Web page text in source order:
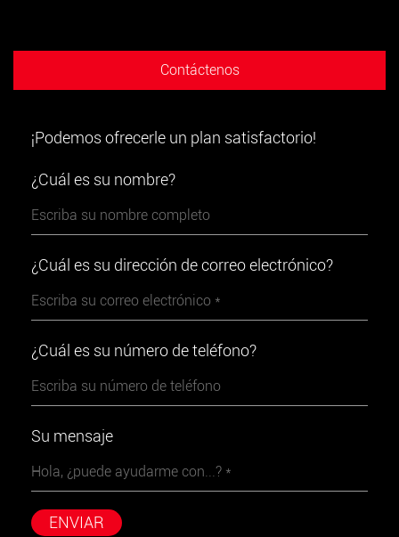
Contáctenos
¡Podemos ofrecerle un plan satisfactorio!
¿Cuál es su nombre?
¿Cuál es su dirección de correo electrónico?
¿Cuál es su número de teléfono?
Su mensaje
ENVIAR